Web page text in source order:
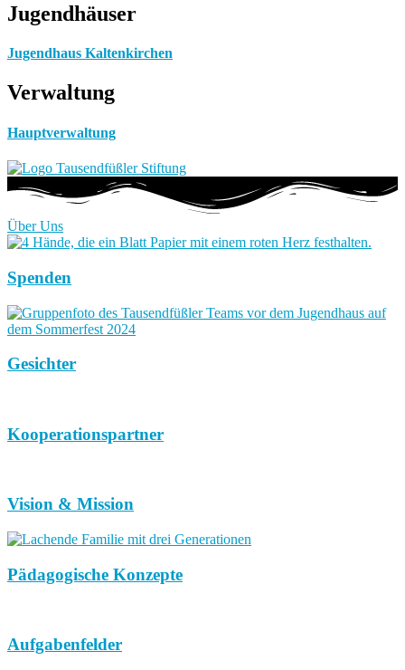
Jugendhäuser
Jugendhaus Kaltenkirchen
Verwaltung
Hauptverwaltung
Über Uns
Spenden
Gesichter
Kooperationspartner
Vision & Mission
Pädagogische Konzepte
Aufgabenfelder